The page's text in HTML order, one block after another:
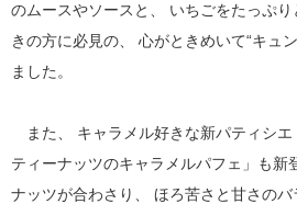
のムースやソースと、 いちごをたっぷ
きの方に必見の、 心がときめいて“キュ
ました。
また、 キャラメル好きな新パティシエ
ティーナッツのキャラメルパフェ」も新
ナッツが合わさり、 ほろ苦さと甘さの